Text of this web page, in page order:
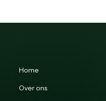
Home
Over ons